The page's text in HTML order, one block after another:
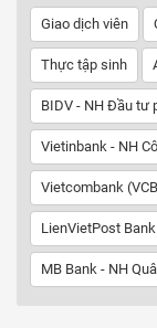
Giao dịch viên
Thực tập sinh
BIDV - NH Đầu tư
Vietinbank - NH
Vietcombank
LienVietPost
MB Bank - NH